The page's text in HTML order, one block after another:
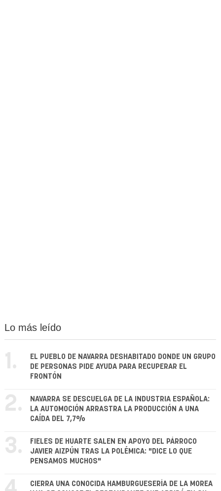
Lo más leído
1.
EL PUEBLO DE NAVARRA DESHABITADO DONDE UN GRUPO
DE PERSONAS PIDE AYUDA PARA RECUPERAR EL
FRONTÓN
2.
NAVARRA SE DESCUELGA DE LA INDUSTRIA ESPAÑOLA:
LA AUTOMOCIÓN ARRASTRA LA PRODUCCIÓN A UNA
CAÍDA DEL 7,7%
3.
FIELES DE HUARTE SALEN EN APOYO DEL PÁRROCO
JAVIER AIZPÚN TRAS LA POLÉMICA: "DICE LO QUE
PENSAMOS MUCHOS"
CIERRA UNA CONOCIDA HAMBURGUESERÍA DE LA MOREA